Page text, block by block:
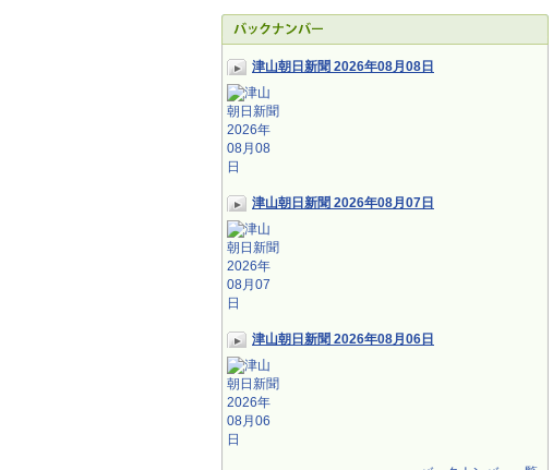
津山朝日新聞 2026年08月08日
津山朝日新聞 2026年08月07日
津山朝日新聞 2026年08月06日